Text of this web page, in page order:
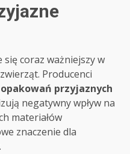
coraz ważniejszy w
Producenci
opakowań przyjaznych
negatywny wpływ na
materiałów
znaczenie dla